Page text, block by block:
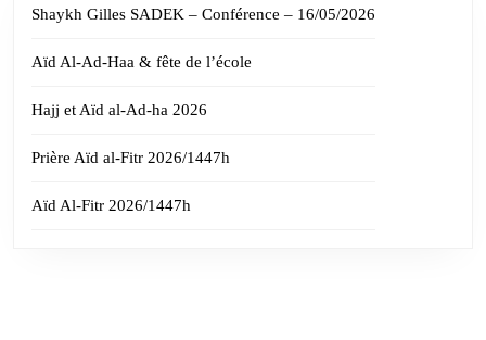
Shaykh Gilles SADEK – Conférence – 16/05/2026
Aïd Al-Ad-Haa & fête de l’école
Hajj et Aïd al-Ad-ha 2026
Prière Aïd al-Fitr 2026/1447h
Aïd Al-Fitr 2026/1447h